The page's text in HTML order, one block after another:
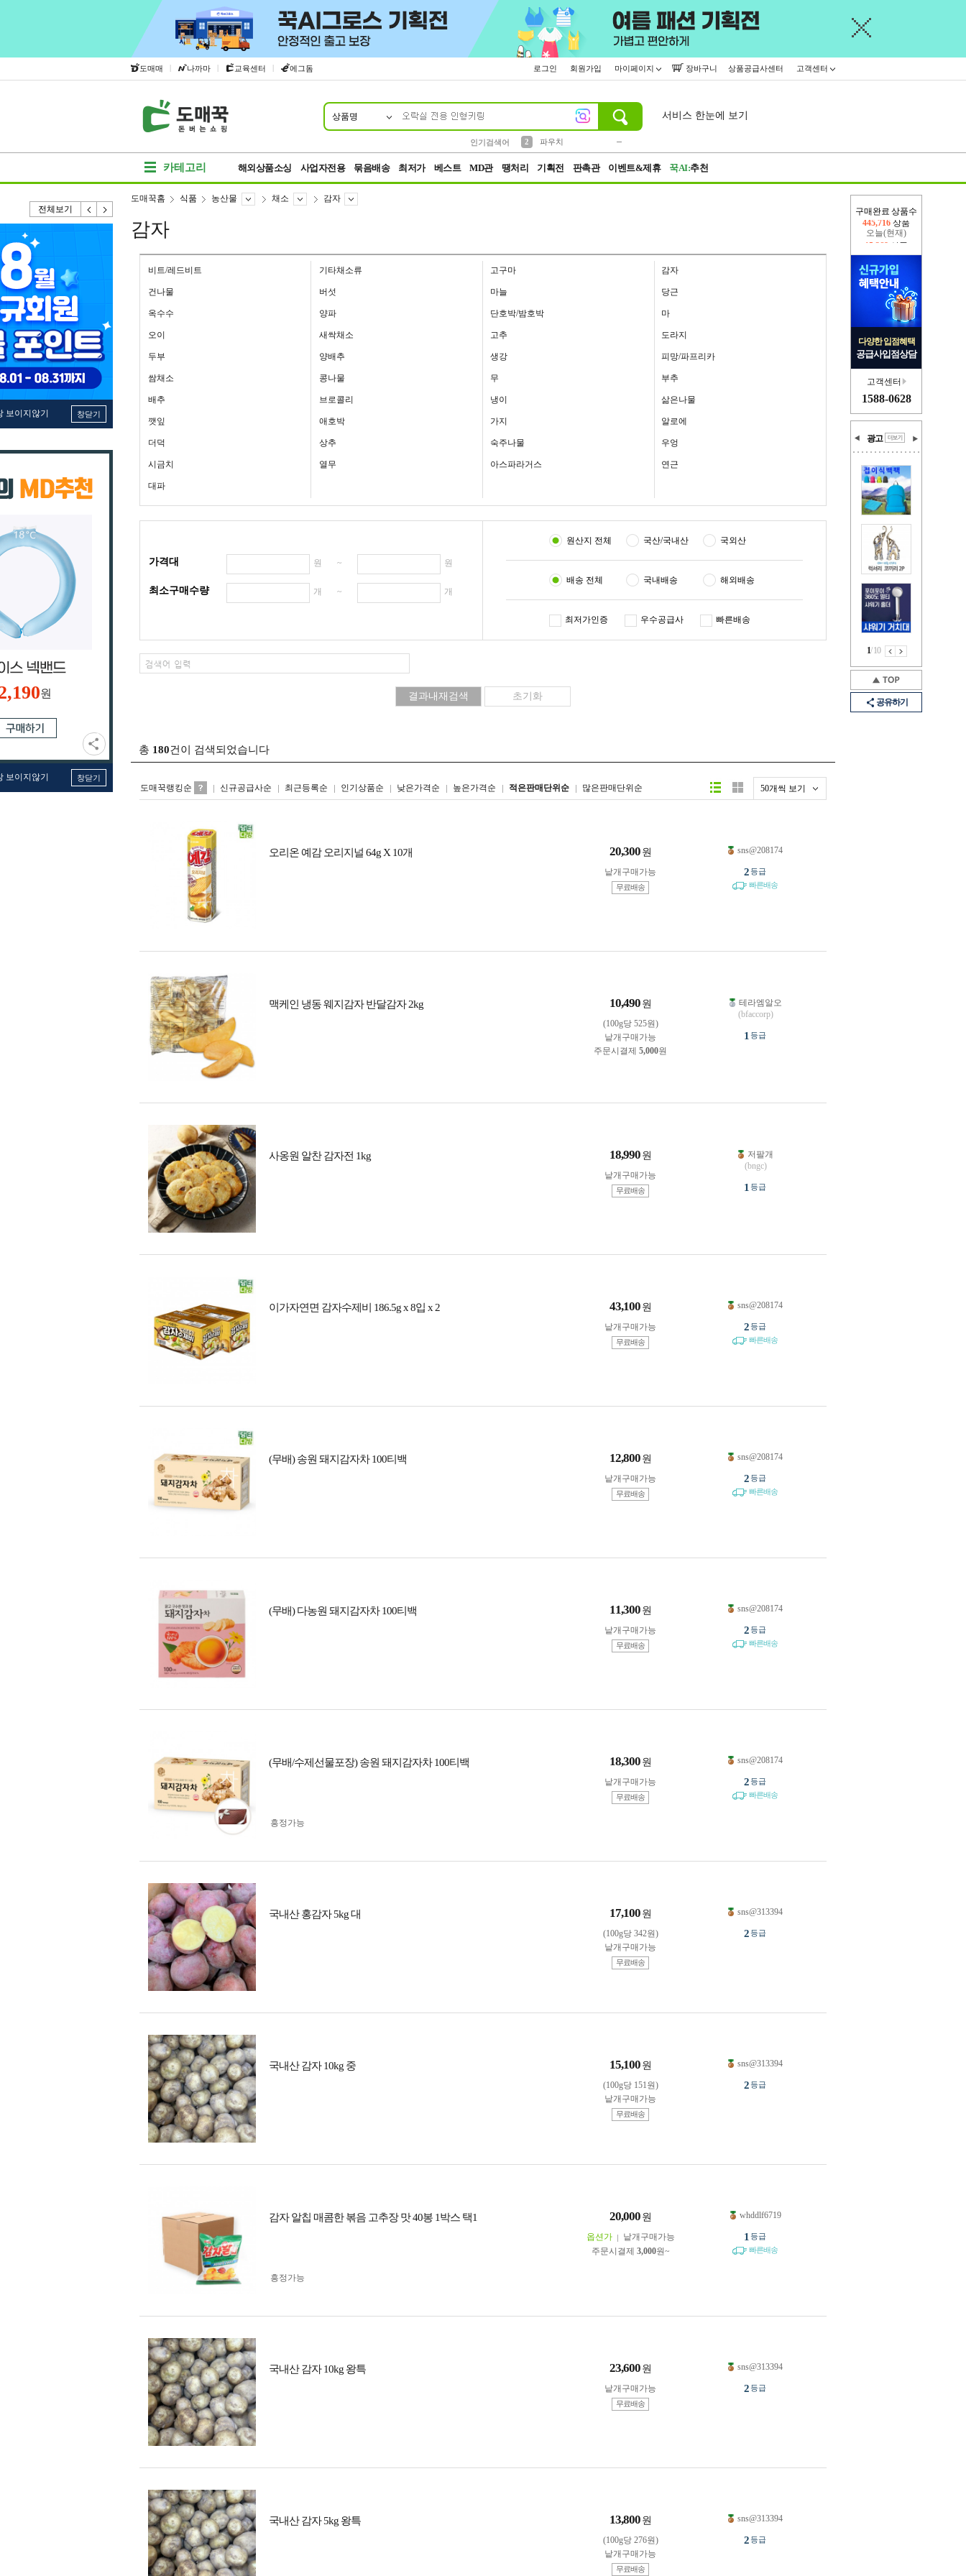
도매매 | 나까마 | 교육센터 | 에그돔 로그인 회원가입 마이페이지 장바구니 상품공급사센터 고객센터
상품명
인기검색어
2
파우치
서비스 한눈에 보기
카테고리 해외상품소싱 사업자전용 묶음배송 최저가 베스트 MD관 땡처리 기획전 판촉관 이벤트&제휴 꾹AI:추천
전체보기
보이지않기 창닫기
원
보이지않기 창닫기
구매완료 상품수
오늘(현재)
15,268상품
다양한 입점혜택
공급사입점상담
고객센터
1588-0628
광고
1/10
공유하기
도매꾹홈 식품 농산물 채소 감자
감자
비트/레드비트 기타채소류 고구마 감자
건나물 버섯 마늘 당근
옥수수 양파 단호박/밤호박 마
오이 새싹채소 고추 도라지
두부 양배추 생강 피망/파프리카
쌈채소 콩나물 무 부추
배추 브로콜리 냉이 삶은나물
깻잎 애호박 가지 알로에
더덕 상추 숙주나물 우엉
시금치 열무 아스파라거스 연근
대파
가격대 원 ~ 원
최소구매수량 개 ~ 개
원산지 전체 국산/국내산 국외산
배송 전체 국내배송 해외배송
최저가인증 우수공급사 빠른배송
총 180건이 검색되었습니다
도매꾹랭킹순 신규공급사순 최근등록순 인기상품순 낮은가격순 높은가격순 적은판매단위순 많은판매단위순 50개씩 보기
리스트형갤러리형
오리온 예감 오리지널 64g X 10개 20,300 원
낱개구매가능
무료배송
sns@208174
2등급
빠른배송
맥케인 냉동 웨지감자 반달감자 2kg 10,490 원
(100g당 525원)
낱개구매가능
주문시결제 5,000원
테라엠알오
(bfaccorp)
1 등급
사옹원 알찬 감자전 1kg 18,990 원
낱개구매가능
무료배송
저팔개
(bngc)
1 등급
이가자연면 감자수제비 186.5g x 8입 x 2 43,100 원
낱개구매가능
무료배송
sns@208174
2등급
빠른배송
(무배) 송원 돼지감자차 100티백 12,800 원
낱개구매가능
무료배송
sns@208174
2등급
빠른배송
(무배) 다농원 돼지감자차 100티백 11,300 원
낱개구매가능
무료배송
sns@208174
2등급
빠른배송
(무배/수제선물포장) 송원 돼지감자차 100티백 18,300 원
낱개구매가능
무료배송
흥정가능
sns@208174
2등급
빠른배송
국내산 홍감자 5kg 대 17,100 원
(100g당 342원)
낱개구매가능
무료배송
sns@313394
2등급
국내산 감자 10kg 중 15,100 원
(100g당 151원)
낱개구매가능
무료배송
sns@313394
2등급
감자 알칩 매콤한 볶음 고추장 맛 40봉 1박스 택1 20,000 원
옵션가
낱개구매가능
주문시결제 3,000원~
흥정가능
whddlf6719
1 등급
빠른배송
국내산 감자 10kg 왕특 23,600 원
낱개구매가능
무료배송
sns@313394
2등급
국내산 감자 5kg 왕특 13,800 원
(100g당 276원)
낱개구매가능
무료배송
sns@313394
2등급